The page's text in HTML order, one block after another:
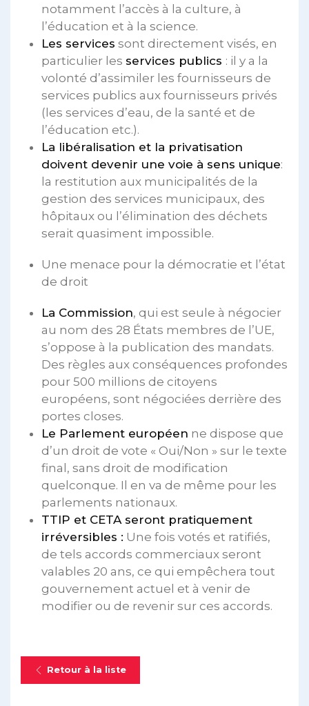
notamment l’accès à la culture, à
l’éducation et à la science.
Les services sont directement visés, en
particulier les services publics : il y a la
volonté d’assimiler les fournisseurs de
services publics aux fournisseurs privés
(les services d’eau, de la santé et de
l’éducation etc.).
La libéralisation et la privatisation
doivent devenir une voie à sens unique:
la restitution aux municipalités de la
gestion des services municipaux, des
hôpitaux ou l’élimination des déchets
serait quasiment impossible.
Une menace pour la démocratie et l’état
de droit
La Commission, qui est seule à négocier
au nom des 28 États membres de l’UE,
s’oppose à la publication des mandats.
Des règles aux conséquences profondes
pour 500 millions de citoyens
européens, sont négociées derrière des
portes closes.
Le Parlement européen ne dispose que
d’un droit de vote « Oui/Non » sur le texte
final, sans droit de modification
quelconque. Il en va de même pour les
parlements nationaux.
TTIP et CETA seront pratiquement
irréversibles : Une fois votés et ratifiés,
de tels accords commerciaux seront
valables 20 ans, ce qui empêchera tout
gouvernement actuel et à venir de
modifier ou de revenir sur ces accords.
Retour à la liste